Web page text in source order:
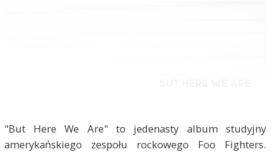
"But Here We Are" to jedenasty album studyjny
amerykańskiego zespołu rockowego Foo Fighters.